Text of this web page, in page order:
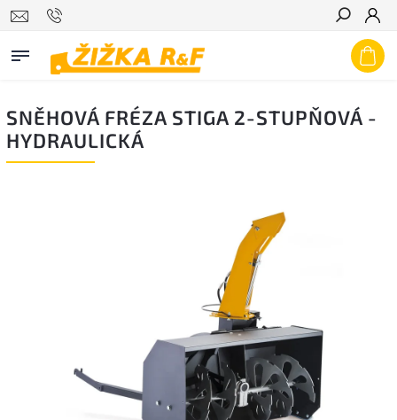
Hledat
SNĚHOVÁ FRÉZA STIGA 2-STUPŇOVÁ -
HYDRAULICKÁ